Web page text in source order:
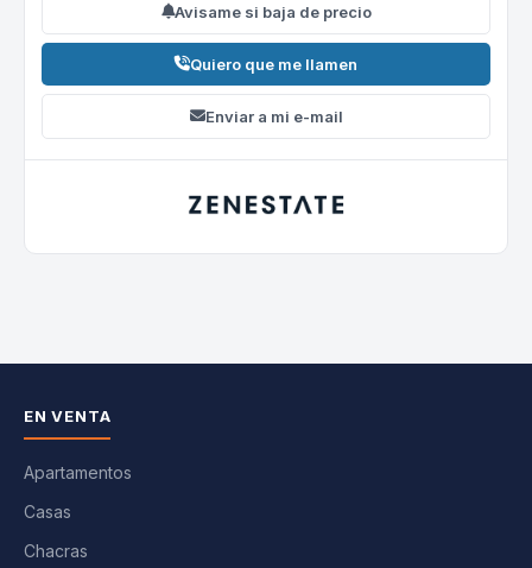
Avisame si baja de precio
Quiero que me llamen
Enviar a mi e-mail
EN VENTA
Apartamentos
Casas
Chacras